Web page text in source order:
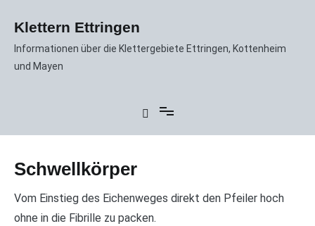
Inhalt
springen
Klettern Ettringen
Informationen über die Klettergebiete Ettringen, Kottenheim
und Mayen
Schwellkörper
Vom Einstieg des Eichenweges direkt den Pfeiler hoch
ohne in die Fibrille zu packen.